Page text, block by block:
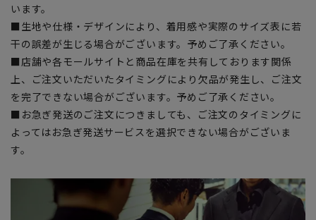
います。
■生地や仕様・デザインにより、着用感や実際のサイズ表に若
干の誤差が生じる場合がございます。予めご了承ください。
■店舗や各モールサイトと商品在庫を共有しております関係
上、ご注文いただいたタイミングにより欠品が発生し、ご注文
を完了できない場合がございます。予めご了承ください。
■お急ぎ発送のご注文につきましても、ご注文のタイミングに
よってはお急ぎ発送サービスを選択できない場合がございま
す。